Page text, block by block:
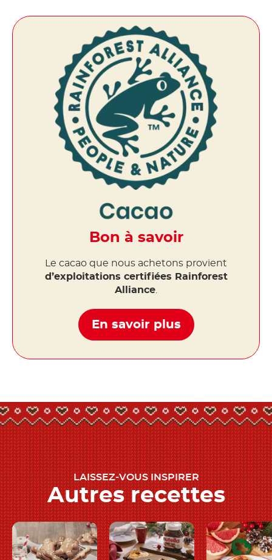
Bon à savoir
Le cacao que nous achetons provient
d’exploitations certifiées Rainforest
Alliance
En savoir plus
LAISSEZ-VOUS INSPIRER
Autres recettes